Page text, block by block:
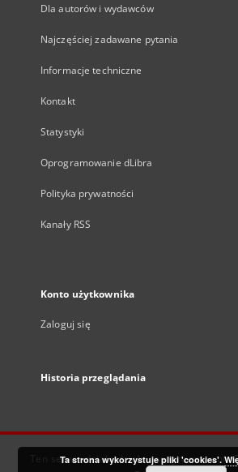
Dla autorów i wydawców
Najczęściej zadawane pytania
Informacje techniczne
Kontakt
Statystyki
Oprogramowanie dLibra
Polityka prywatności
Kanały RSS
Konto użytkownika
Zaloguj się
Historia przeglądania
Ten serwis działa dzięki oprogramowaniu
Ta strona wykorzystuje pliki 'cookies'.